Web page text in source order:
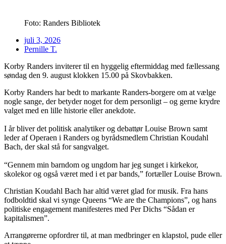
Foto: Randers Bibliotek
juli 3, 2026
Pernille T.
Korby Randers inviterer til en hyggelig eftermiddag med fællessang
søndag den 9. august klokken 15.00 på Skovbakken.
Korby Randers har bedt to markante Randers-borgere om at vælge
nogle sange, der betyder noget for dem personligt – og gerne krydre
valget med en lille historie eller anekdote.
I år bliver det politisk analytiker og debattør Louise Brown samt
leder af Operaen i Randers og byrådsmedlem Christian Koudahl
Bach, der skal stå for sangvalget.
“Gennem min barndom og ungdom har jeg sunget i kirkekor,
skolekor og også været med i et par bands,” fortæller Louise Brown.
Christian Koudahl Bach har altid været glad for musik. Fra hans
fodboldtid skal vi synge Queens “We are the Champions”, og hans
politiske engagement manifesteres med Per Dichs “Sådan er
kapitalismen”.
Arrangørerne opfordrer til, at man medbringer en klapstol, pude eller